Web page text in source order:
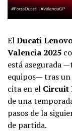
ElDucati
Valencia 2025
está asegurada
equipos— tras un
cita en el Circuit
de una
pasos de la
de partida.